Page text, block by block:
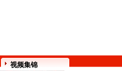
视频集锦